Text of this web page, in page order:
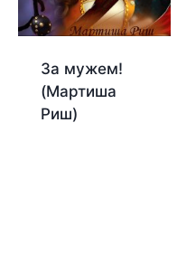
За мужем!
(Мартиша
Риш)